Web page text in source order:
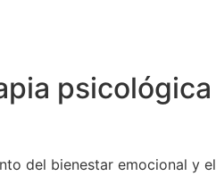
psicológica
del bienestar emocional y el